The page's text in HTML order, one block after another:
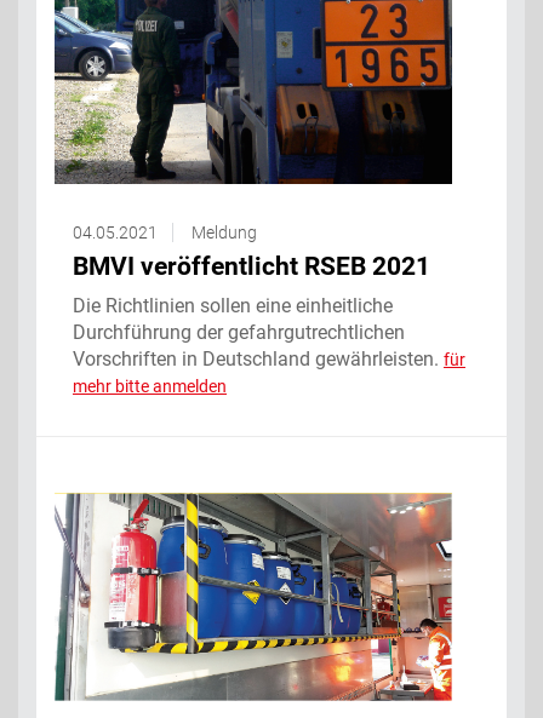
04.05.2021 Meldung
BMVI veröffentlicht RSEB 2021
Die Richtlinien sollen eine einheitliche
Durchführung der gefahrgutrechtlichen
Vorschriften in Deutschland gewährleisten. für
mehr bitte anmelden